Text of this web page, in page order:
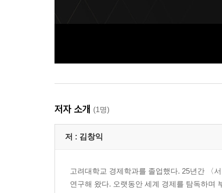
저자 소개 (1명)
저 : 김창익
고려대학교 경제학과를 졸업했다. 25년간 〈
연구해 왔다. 오랫동안 세계 경제를 탐독하며